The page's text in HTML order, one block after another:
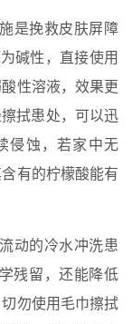
是挽救皮肤屏障
碱性，直接使用
性溶液，效果更
拭患处，可以迅
侵蚀，若家中无
有的柠檬酸能有
动的冷水冲洗患
残留，还能降低
勿使用毛巾擦拭